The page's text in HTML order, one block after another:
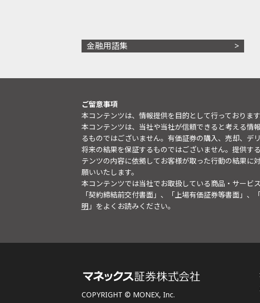
金融用語集
ご留意事項
本コンテンツは、情報提供を目的として行っております
本コンテンツは、当社や当社が信頼できると考える情
るものではございません。有価証券の購入、売却、デ
将来の結果を保証するものではございません。提供す
テンツの内容に依拠してお客様が取った行動の結果に
願いいたします。
本コンテンツでは当社でお取扱している商品・サービ
「契約締結前交付書面」、「上場有価証券等書面」
明 」をよくお読みください。
COPYRIGHT © MONEX, Inc.